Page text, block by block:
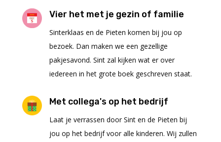
Vier het met je gezin of familie
Sinterklaas en de Pieten komen bij jou op
bezoek. Dan maken we een gezellige
pakjesavond. Sint zal kijken wat er over
iedereen in het grote boek geschreven staat.
Met collega's op het bedrijf
Laat je verrassen door Sint en de Pieten bij
jou op het bedrijf voor alle kinderen. Wij zullen